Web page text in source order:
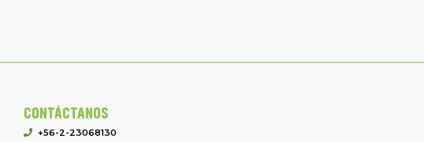
CONTÁCTANOS
+56-2-23068130